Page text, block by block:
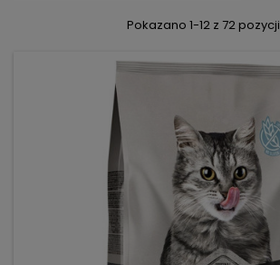
Pokazano 1-12 z 72 pozycji